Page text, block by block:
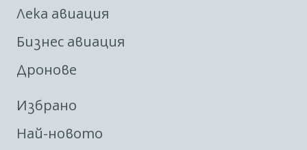
Лека авиация
Бизнес авиация
Дронове
Избрано
Най-новото